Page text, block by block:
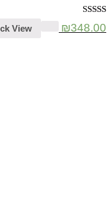
5.00
5
₪
Quick View